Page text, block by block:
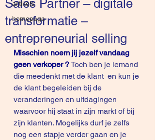
artikels
homepage
Sales Partner – digitale
transformatie –
entrepreneurial selling
Misschien noem jij jezelf vandaag
geen verkoper ?Toch ben je iemand
die meedenkt met de klant  en kun je
de klant begeleiden bij de
veranderingen en uitdagingen
waarvoor hij staat in zijn markt of bij
zijn klanten. Mogelijks durf je zelfs
nog een stapje verder gaan en je